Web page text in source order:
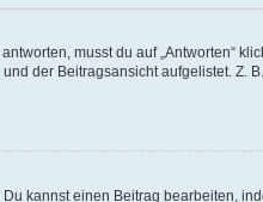
musst du auf „Antworten“
der Beitragsansicht aufgelistet. Z.
kannst einen Beitrag bearbeiten,